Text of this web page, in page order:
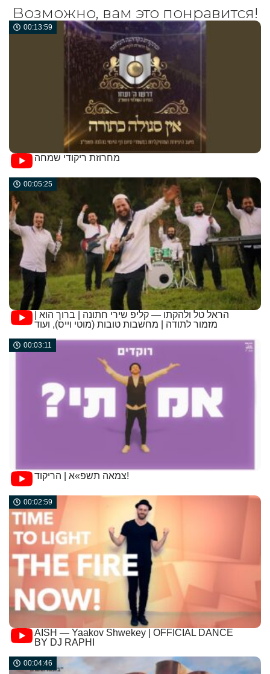
Возможно, вам это понравится!
00:13:59
מחרוזת ריקודי שמחה
00:05:25
הראל טל ולהקתו — קליפ שירי חתונה | ברוך הוא |
מזמור לתודה | מחשבות טובות (מוטי וייס), ועוד
00:03:11
צמאה תשפ»א | הריקוד!
00:02:59
AISH — Yaakov Shwekey | OFFICIAL DANCE
BY DJ RAPHI
00:04:46